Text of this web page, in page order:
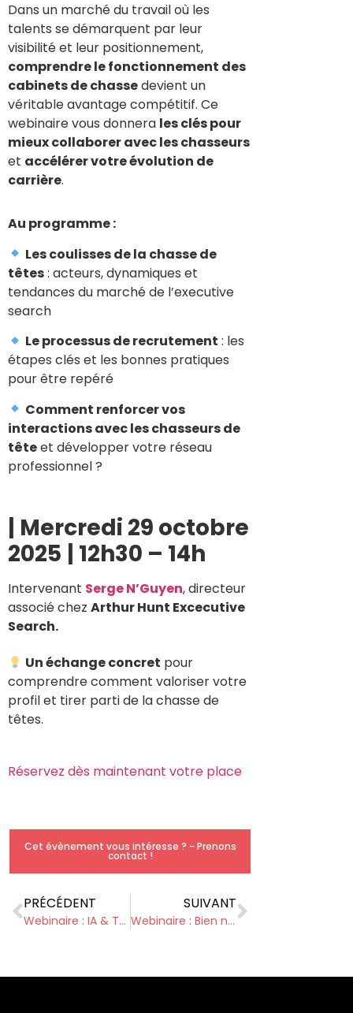
Dans un marché du travail où les
talents se démarquent par leur
visibilité et leur positionnement,
comprendre le fonctionnement des
cabinets de chassedevient un
véritable avantage compétitif. Ce
webinaire vous donnera les clés pour
mieux collaborer avec les chasseurs
et accélérer votre évolution de
carrière.
Au programme :
Les coulisses de la chasse de
têtes: acteurs, dynamiques et
tendances du marché de l’executive
search
Le processus de recrutement : les
étapes clés et les bonnes pratiques
pour être repéré
Comment renforcer vos
interactions avec les chasseurs de
têteet développer votre réseau
professionnel ?
| Mercredi 29 octobre
2025 | 12h30 – 14h
Intervenant Serge N’Guyen, directeur
associé chez Arthur Hunt Excecutive
Search.
Un échange concret pour
comprendre comment valoriser votre
profil et tirer parti de la chasse de
têtes.
Réservez dès maintenant votre place
Cet évènement vous intéresse ? - Prenons
contact !
PRÉCÉDENT
Webinaire : IA & Transition de Carrière : Comment ChatGPT peut devenir votre meilleur allié
SUIVANT
Webinaire : Bien négocier son départ : les clés d’une transition réussie